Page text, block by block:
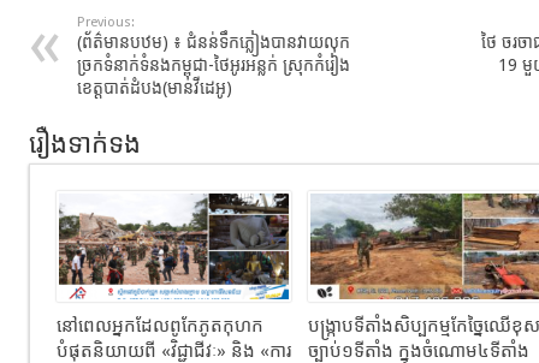
Previous:
(ព័ត៌មានបឋម) ៖ ជំនន់ទឹកភ្លៀងបានវាយលុក
ច្រកទំនាក់ទំនងកម្ពុជា-ថៃអូរអន្លក់ ស្រុកកំរៀង
ខេត្តបាត់ដំបង(មានវីដេអូ)
ថៃ​ ​ចរ​ច
19​ មួ
រឿងទាក់ទង
នៅពេលអ្នកដែលពូកែភូតកុហក
បំផុតនិយាយពី «វិជ្ជាជីវៈ» និង «ការ
បង្រ្កាបទីតាំងសិប្បកម្មកែច្នៃឈើខុស
ច្បាប់១ទីតាំង ក្នុងចំណោម៤ទីតាំង